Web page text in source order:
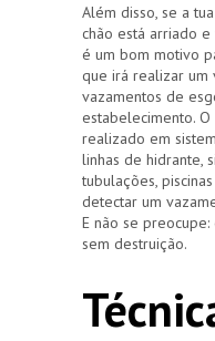
Além disso, se a
chão está arriado
é um bom motivo
que irá realizar um
vazamentos de
estabelecimento.
realizado em
linhas de hidrante,
tubulações,
detectar um
E não se
sem destruição.